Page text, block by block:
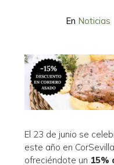
En Noticias
El 23 de junio se
este año en
ofreciéndote un 15%